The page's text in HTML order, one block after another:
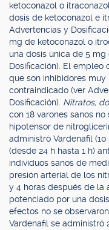
ketoconazol o
dosis de ketoconazol e
Advertencias y
mg de ketoconazol o
una dosis única de 5 mg
Dosificación). El empleo
que son inhibidores
contraindicado (ver
Dosificación). Nitratos,
con 18 varones sanos
hipotensor de
administró Vardenafil
(desde 24 h hasta 1 h)
individuos sanos de
presión arterial de los
y 4 horas después de la
potenciado por una
efectos no se
Vardenafil se administró